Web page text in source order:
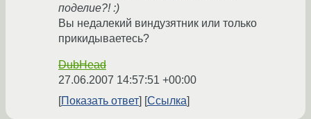
поделие?! :)
Вы недалекий виндузятник или только
прикидываетесь?
DubHead
27.06.2007 14:57:51 +00:00
Показать ответ
Ссылка